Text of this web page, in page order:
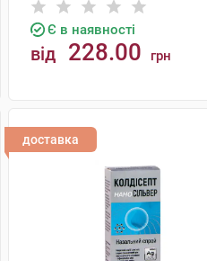
Є в наявності
від 228.00 грн
доставка